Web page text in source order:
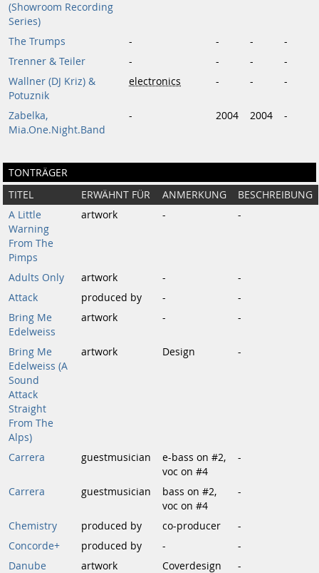
(Showroom Recording
Series)
The Trumps - - -
-
Trenner & Teiler
- - -
-
Wallner (DJ Kriz) &
Potuznik
electronics - - -
Zabelka,
Mia.One.Night.Band
- 2004 2004 -
TONTRÄGER
TITEL ERWÄHNT FÜR ANMERKUNG
BESCHREIBUNG
A Little
Warning
From The
Pimps
artwork - -
Adults Only artwork -
-
Attack
produced by -
-
Bring Me
Edelweiss
artwork - -
Bring Me
Edelweiss (A
Sound
Attack
Straight
From The
Alps)
artwork Design -
Carrera guestmusician
e-bass on #2,
voc on #4
-
Carrera guestmusician
bass on #2,
voc on #4
-
Chemistry produced by co-producer
-
Concorde+
produced by -
-
Danube
artwork Coverdesign -